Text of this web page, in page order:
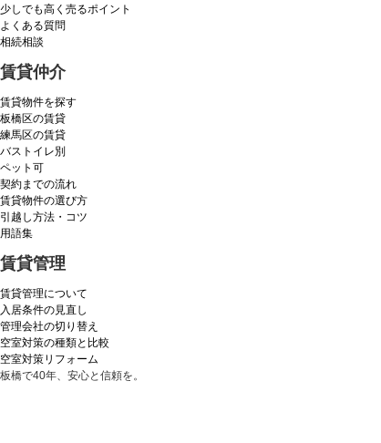
少しでも高く売るポイント
よくある質問
相続相談
賃貸仲介
賃貸物件を探す
板橋区の賃貸
練馬区の賃貸
バストイレ別
ペット可
契約までの流れ
賃貸物件の選び方
引越し方法・コツ
用語集
賃貸管理
賃貸管理について
入居条件の見直し
管理会社の切り替え
空室対策の種類と比較
空室対策リフォーム
板橋で40年、安心と信頼を。